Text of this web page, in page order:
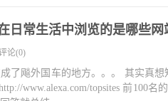
日常生活中浏览的是哪些网
论(0)
了飚外国车的地方。。。 其实真
www.alexa.com/topsites 前100